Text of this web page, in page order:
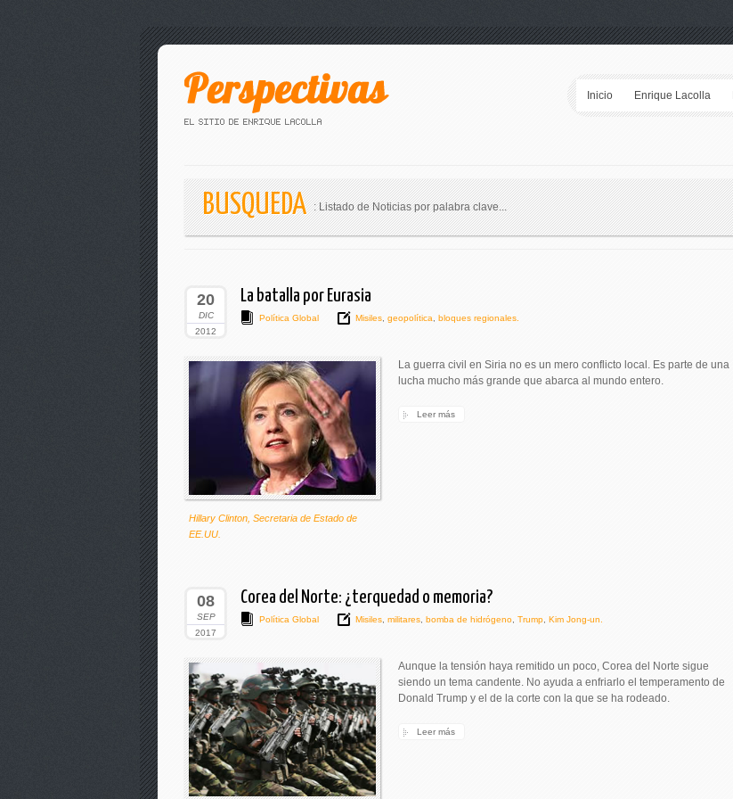
Inicio Enrique Lacolla
BUSQUEDA : Listado de Noticias por palabra clave...
20
DIC
2012
La batalla por Eurasia
Política Global Misiles geopolítica bloques regionales.
Hillary Clinton, Secretaria de Estado de
EE.UU.
La guerra civil en Siria no es un mero conflicto local. Es parte de una
lucha mucho más grande que abarca al mundo entero.
Leer más
08
SEP
2017
Corea del Norte: ¿terquedad o memoria?
Política Global Misiles militares bomba de hidrógeno Trump Kim Jong-un.
Aunque la tensión haya remitido un poco, Corea del Norte sigue
siendo un tema candente. No ayuda a enfriarlo el temperamento de
Donald Trump y el de la corte con la que se ha rodeado.
Leer más